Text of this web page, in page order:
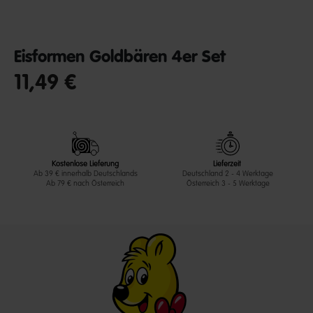
Eisformen Goldbären 4er Set
undefined out of 5 Customer Rating
11,49 €
Kostenlose Lieferung
Ab 39 € innerhalb Deutschlands
Ab 79 € nach Österreich
Lieferzeit
Deutschland 2 - 4 Werktage
Österreich 3 - 5 Werktage